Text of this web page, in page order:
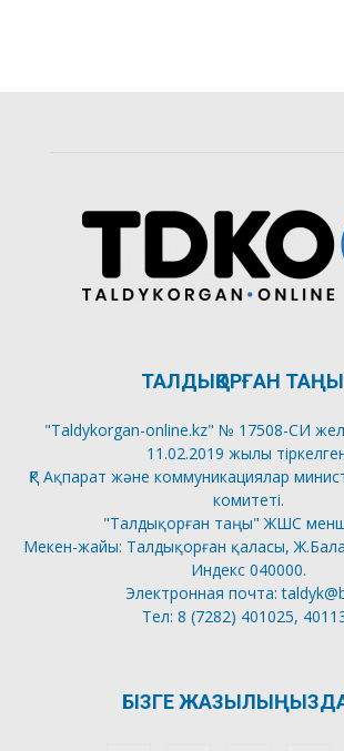
ТАЛДЫҚОРҒАН ТАҢЫ
"Taldykorgan-online.kz" № 17508-СИ
11.02.2019 жылы
ҚР Ақпарат және коммуникациялар
комитеті.
"Талдықорған таңы" ЖШС
Мекен-жайы: Талдықорған қаласы,
Индекс 040000.
Электронная почта:
Тел: 8 (7282) 401025,
БІЗГЕ